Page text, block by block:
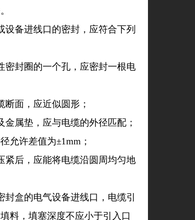
进线口的密封，应符合下列
封圈的一个孔，应密封一根电
面，应近似圆形；
垫，应与电缆的外径匹配；
允许差值为±1mm；
后，应能将电缆沿圆周均匀地
的电气设备进线口，电缆引
料，填塞深度不应小于引入口